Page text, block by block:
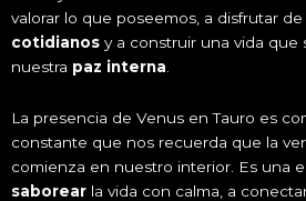
valorar lo que poseemos, a disfrutar de
cotidianos y a construir una vida que
nuestra paz interna
La presencia de Venus en Tauro es
constante que nos recuerda que la
comienza en nuestro interior. Es una
saborear la vida con calma, a